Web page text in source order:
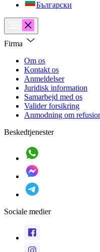
Български
Firma
Om os
Kontakt os
Anmeldelser
Juridisk information
Samarbejd med os
Valider forsikring
Anmodning om
Beskedtjenester
Sociale medier